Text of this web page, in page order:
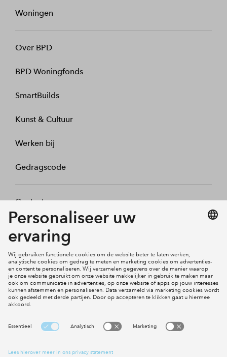
Woningen
Over BPD
BPD Woningfonds
SmartBuilds
Kunst & Cultuur
Werken bij
Gedragscode
Contact
Mijn profiel
Social Media
Cookies